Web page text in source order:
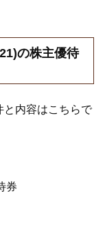
の株主優待
と内容はこちらで
券